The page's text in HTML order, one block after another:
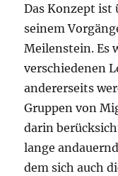
Das Konzept ist
seinem
Meilenstein. Es
verschiedenen
andererseits
Gruppen von
darin
lange
dem sich auch